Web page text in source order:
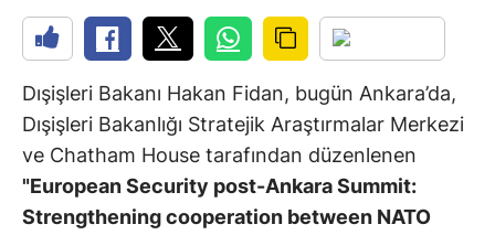
Dışişleri Bakanı Hakan Fidan, bugün Ankara’da,
Dışişleri Bakanlığı Stratejik Araştırmalar Merkezi
ve Chatham House tarafından düzenlenen
"European Security post-Ankara Summit:
Strengthening cooperation between NATO